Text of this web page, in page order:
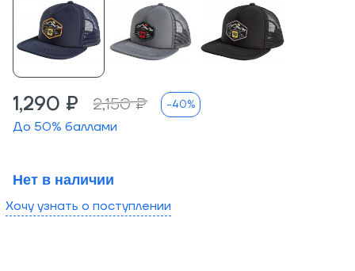
1,290 ₽ 2,150 ₽ -40%
До 50% баллами
Нет в наличии
Хочу узнать о поступлении